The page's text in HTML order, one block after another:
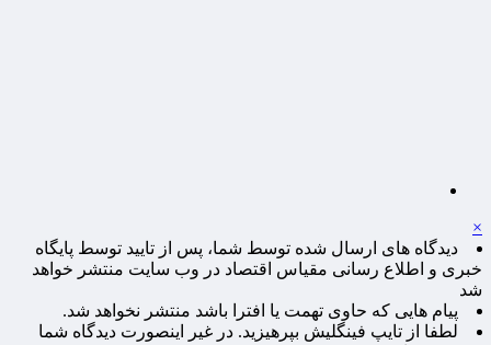
×
دیدگاه های ارسال شده توسط شما، پس از تایید توسط پایگاه
خبری و اطلاع رسانی مقیاس اقتصاد در وب سایت منتشر خواهد
شد
پیام هایی که حاوی تهمت یا افترا باشد منتشر نخواهد شد.
لطفا از تایپ فینگلیش بپرهیزید. در غیر اینصورت دیدگاه شما